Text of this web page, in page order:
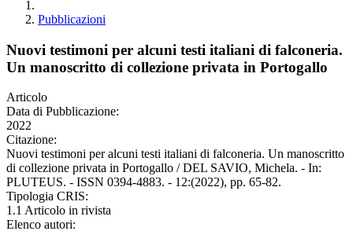
Pubblicazioni
Nuovi testimoni per alcuni testi italiani di falconeria.
Un manoscritto di collezione privata in Portogallo
Articolo
Data di Pubblicazione:
2022
Citazione:
Nuovi testimoni per alcuni testi italiani di falconeria. Un manoscritto
di collezione privata in Portogallo / DEL SAVIO, Michela. - In:
PLUTEUS. - ISSN 0394-4883. - 12:(2022), pp. 65-82.
Tipologia CRIS:
1.1 Articolo in rivista
Elenco autori: